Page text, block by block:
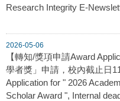
Research Integrity E-
2026-05-06
【轉知/獎項申請Award
學者獎」申請，校內截止日
Application for " 2026
Scholar Award ", Internal